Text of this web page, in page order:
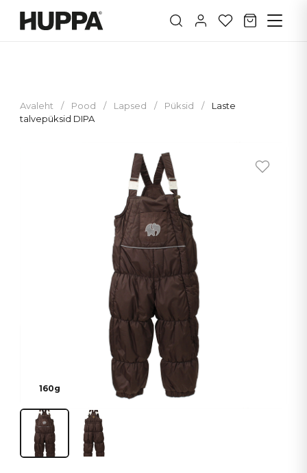
Avaleht / Pood / Lapsed / Püksid /
Laste
talvepüksid DIPA
160g